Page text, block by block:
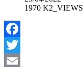
1970 K2_VIEWS
Facebook
Twitter